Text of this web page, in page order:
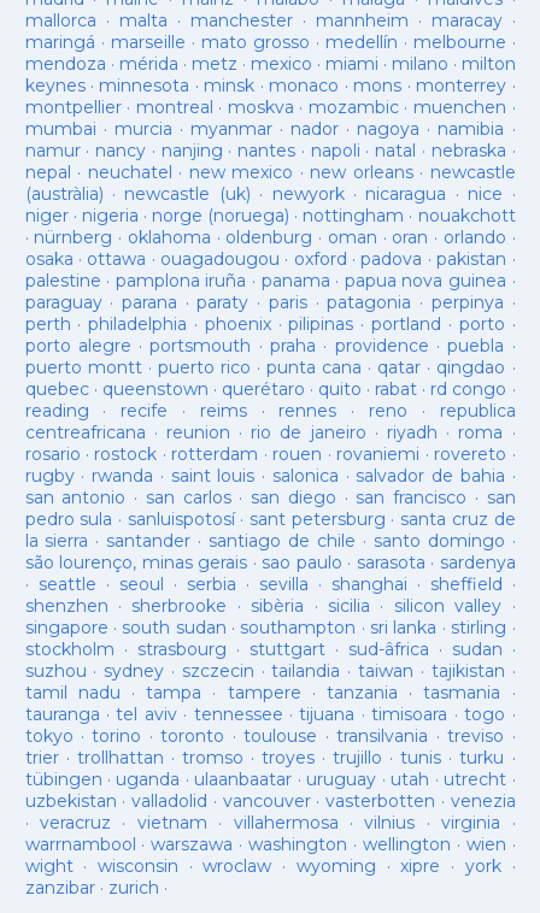
mallorca · malta · manchester· mannheim · maracay·
maringá · marseille · mato grosso · medellín · melbourne ·
mendoza · mérida · metz · mexico · miami · milano · milton
keynes· minnesota · minsk · monaco · mons · monterrey ·
montpellier· montreal · moskva · mozambic· muenchen ·
mumbai · murcia · myanmar· nador · nagoya · namibia ·
namur· nancy · nanjing · nantes · napoli · natal · nebraska ·
nepal · neuchatel · new mexico · new orleans· newcastle
(austràlia) · newcastle (uk) · newyork· nicaragua · nice ·
niger· nigeria · norge (noruega) · nottingham · nouakchott
· nürnberg · oklahoma · oldenburg · oman · oran · orlando ·
osaka · ottawa · ouagadougou · oxford ·padova ·pakistan ·
palestine · pamplona iruña · panama · papua nova guinea ·
paraguay· parana ·paraty · paris·patagonia · perpinya ·
perth ·philadelphia · phoenix·pilipinas ·portland · porto ·
porto alegre ·portsmouth ·praha · providence ·puebla ·
puerto montt· puerto rico ·punta cana · qatar · qingdao ·
quebec· queenstown · querétaro · quito · rabat · rd congo ·
reading · recife · reims· rennes · reno · republica
centreafricana · reunion · rio de janeiro · riyadh · roma ·
rosario · rostock · rotterdam · rouen · rovaniemi · rovereto ·
rugby· rwanda · saint louis · salonica · salvador de bahia ·
san antonio · san carlos· san diego · san francisco · san
pedro sula · sanluispotosí· sant petersburg · santa cruz de
la sierra · santander · santiago de chile · santo domingo ·
são lourenço, minas gerais · sao paulo · sarasota · sardenya
· seattle · seoul · serbia · sevilla · shanghai · sheffield ·
shenzhen · sherbrooke · sibèria · sicilia · silicon valley ·
singapore · south sudan · southampton · sri lanka · stirling ·
stockholm · strasbourg · stuttgart· sud-âfrica · sudan ·
suzhou · sydney · szczecin ·tailandia ·taiwan · tajikistan ·
tamil nadu ·tampa · tampere · tanzania ·tasmania ·
tauranga ·tel aviv· tennessee ·tijuana ·timisoara ·togo ·
tokyo ·torino ·toronto ·toulouse ·transilvania ·treviso ·
trier· trollhattan · tromso · troyes·trujillo ·tunis ·turku ·
tübingen · uganda · ulaanbaatar · uruguay · utah · utrecht ·
uzbekistan · valladolid · vancouver· vasterbotten · venezia
· veracruz · vietnam · villahermosa ·vilnius ·virginia ·
warrnambool ·warszawa ·washington · wellington · wien ·
wight· wisconsin ·wroclaw · wyoming ·xipre · york·
zanzibar· zurich ·